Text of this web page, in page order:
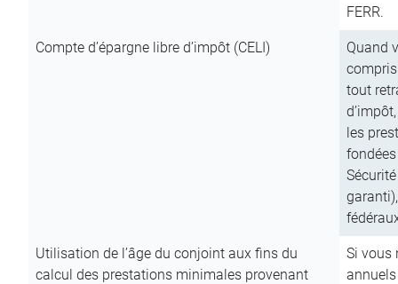
FERR.
Compte d’épargne libre d’impôt (CELI)
Quand
tout
les
Utilisation de l’âge du conjoint aux fins du
calcul des prestations minimales provenant
Si vous